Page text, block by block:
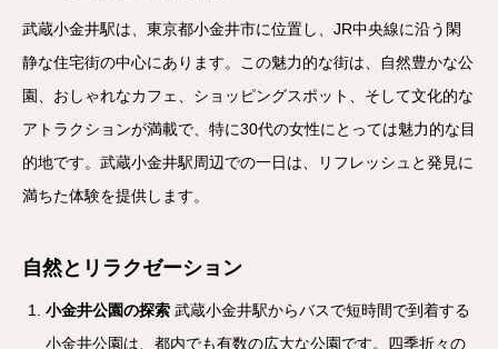
武蔵小金井駅は、東京都小金井市に位置し、JR中央線に沿う閑
静な住宅街の中心にあります。この魅力的な街は、自然豊かな公
園、おしゃれなカフェ、ショッピングスポット、そして文化的な
アトラクションが満載で、特に30代の女性にとっては魅力的な目
的地です。武蔵小金井駅周辺での一日は、リフレッシュと発見に
満ちた体験を提供します。
自然とリラクゼーション
小金井公園の探索 武蔵小金井駅からバスで短時間で到着する
小金井公園は、都内でも有数の広大な公園です。四季折々の